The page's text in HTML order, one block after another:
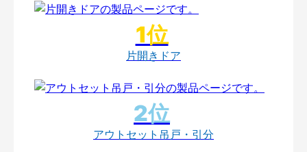
片開きドア
アウトセット吊戸・引分